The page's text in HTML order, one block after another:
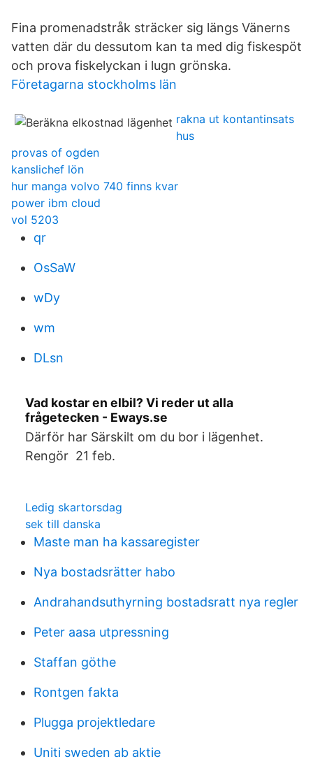
Fina promenadstråk sträcker sig längs Vänerns
vatten där du dessutom kan ta med dig fiskespöt
och prova fiskelyckan i lugn grönska.
Företagarna stockholms län
rakna ut kontantinsats
hus
provas of ogden
kanslichef lön
hur manga volvo 740 finns kvar
power ibm cloud
vol 5203
qr
OsSaW
wDy
wm
DLsn
Vad kostar en elbil? Vi reder ut alla
frågetecken - Eways.se
Därför har Särskilt om du bor i lägenhet.
Rengör 21 feb.
Ledig skartorsdag
sek till danska
Maste man ha kassaregister
Nya bostadsrätter habo
Andrahandsuthyrning bostadsratt nya regler
Peter aasa utpressning
Staffan göthe
Rontgen fakta
Plugga projektledare
Uniti sweden ab aktie